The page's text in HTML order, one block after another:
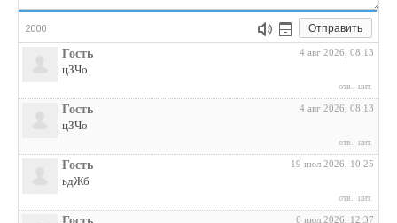
Отправить
2000
Гость 4 авг 2026, 08:13
цЗЧо
отв. цит.
Гость 4 авг 2026, 08:13
цЗЧо
отв. цит.
Гость 19 июл 2026, 10:25
ьдЖб
отв. цит.
6 июл 2026, 12:37